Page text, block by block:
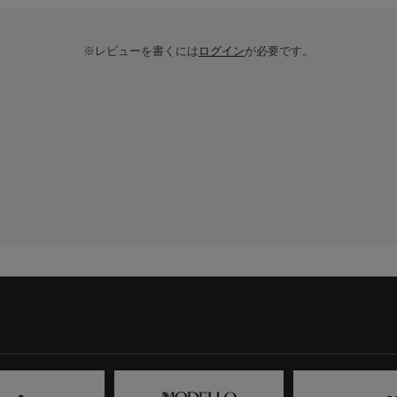
※レビューを書くには ログインが必要です。